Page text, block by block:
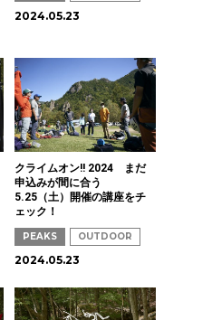
2024.05.23
クライムオン!! 2024 まだ
申込みが間に合う
5.25（土）開催の講座をチ
ェック！
PEAKS OUTDOOR
2024.05.23